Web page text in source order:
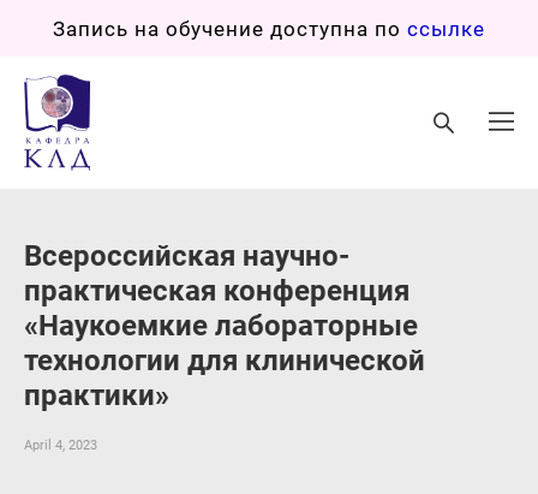
Запись на обучение доступна по ссылке
Всероссийская научно-
практическая конференция
«Наукоемкие лабораторные
технологии для клинической
практики»
April 4, 2023